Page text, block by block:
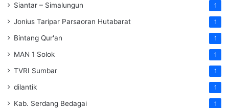
Siantar – Simalungun 1
Jonius Taripar Parsaoran Hutabarat 1
Bintang Qur'an 1
MAN 1 Solok 1
TVRI Sumbar 1
dilantik 1
Kab. Serdang Bedagai 1